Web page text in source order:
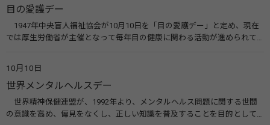
目の愛護デー
1947年中央盲人福祉協会が10月10日を「目の愛護デー」と定め、現在
では厚生労働省が主催となって毎年目の健康に関わる活動が進められて
会）
10月10日
世界メンタルヘルスデー
世界精神保健連盟が、1992年より、メンタルヘルス問題に関する世間
の意識を高め、偏見をなくし、正しい知識を普及することを目的として、